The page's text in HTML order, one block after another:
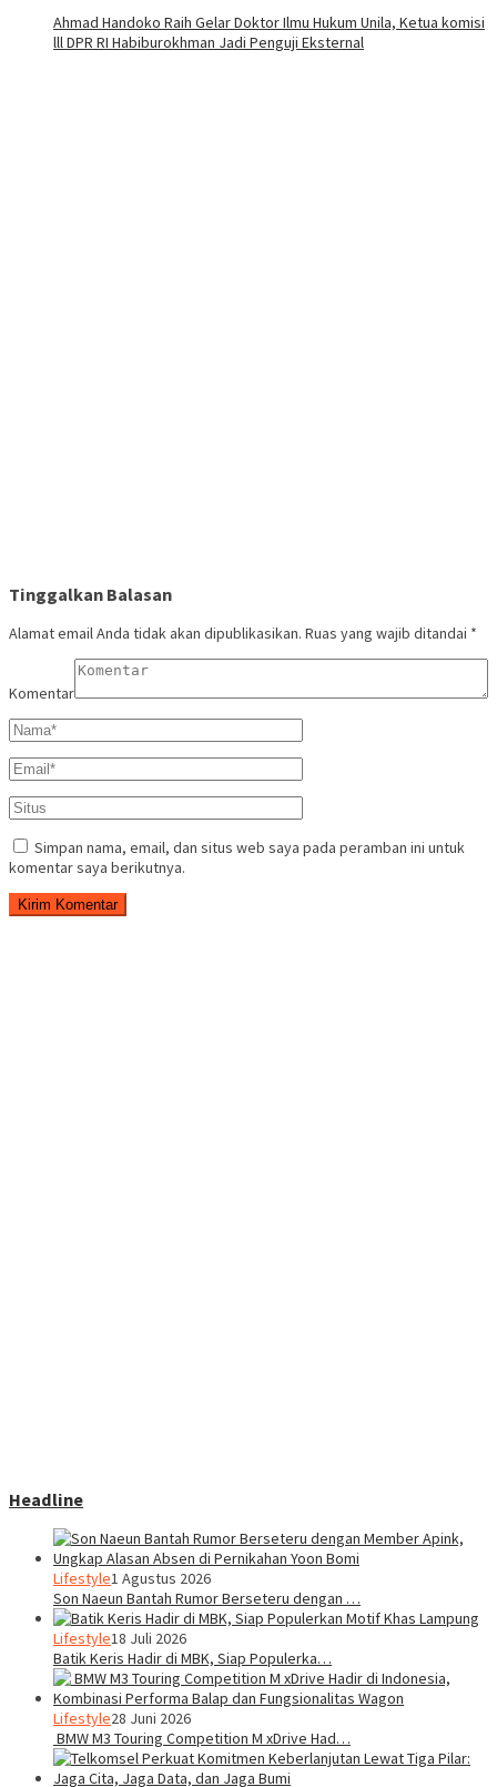
Ahmad Handoko Raih Gelar Doktor Ilmu Hukum Unila, Ketua komisi
lll DPR RI Habiburokhman Jadi Penguji Eksternal
Tinggalkan Balasan
Alamat email Anda tidak akan dipublikasikan. Ruas yang wajib ditandai *
Komentar
Simpan nama, email, dan situs web saya pada peramban ini untuk
komentar saya berikutnya.
Headline
Lifestyle1 Agustus 2026
Son Naeun Bantah Rumor Berseteru dengan …
Lifestyle18 Juli 2026
Batik Keris Hadir di MBK, Siap Populerka…
Lifestyle28 Juni 2026
BMW M3 Touring Competition M xDrive Had…